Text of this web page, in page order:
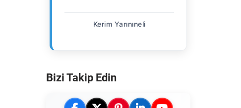
Kerim Yarınıneli
Bizi Takip Edin